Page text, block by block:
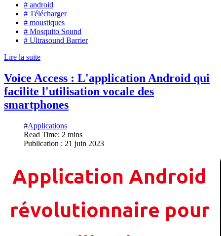
# android
# Télécharger
# moustiques
# Mosquito Sound
# Ultrasound Barrier
Lire la suite
Voice Access : L'application Android qui
facilite l'utilisation vocale des
smartphones
#Applications
Read Time: 2 mins
Publication : 21 juin 2023